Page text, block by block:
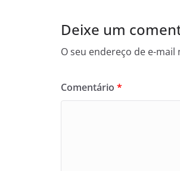
Deixe um
O seu endereço de e-
Comentário *